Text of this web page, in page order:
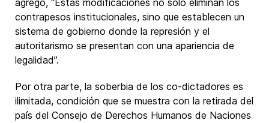
agrego, “Estas modificaciones no solo eliminan los
contrapesos institucionales, sino que establecen un
sistema de gobierno donde la represión y el
autoritarismo se presentan con una apariencia de
legalidad”.
Por otra parte, la soberbia de los co-dictadores es
ilimitada, condición que se muestra con la retirada del
país del Consejo de Derechos Humanos de Naciones